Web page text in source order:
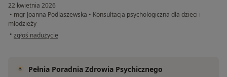
22 kwietnia 2026
• mgr Joanna Podlaszewska • Konsultacja psychologiczna dla dzieci i
młodzieży
• w opinii użytkownika M.L
zgłoś nadużycie
Pełnia Poradnia Zdrowia Psychicznego